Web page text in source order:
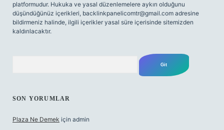
platformudur. Hukuka ve yasal düzenlemelere aykırı olduğunu
düşündüğünüz içerikleri, backlinkpanelicomtr@gmail.com adresine
bildirmeniz halinde, ilgili içerikler yasal süre içerisinde sitemizden
kaldırılacaktır.
SON YORUMLAR
Plaza Ne Demek için admin